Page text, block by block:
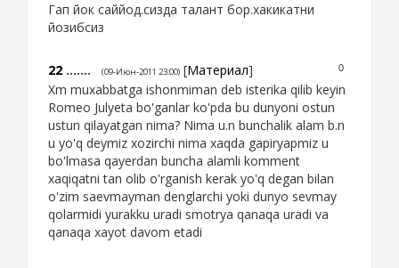
Гап йок саййод.сизда талант бор.хакикатни
йозибсиз
0
22 ....... (09-Июн-2011 23:00) [Материал]
Xm muxabbatga ishonmiman deb isterika qilib keyin
Romeo Julyeta bo'ganlar ko'pda bu dunyoni ostun
ustun qilayatgan nima? Nima u.n bunchalik alam b.n
u yo'q deymiz xozirchi nima xaqda gapiryapmiz u
bo'lmasa qayerdan buncha alamli komment
xaqiqatni tan olib o'rganish kerak yo'q degan bilan
o'zim saevmayman denglarchi yoki dunyo sevmay
qolarmidi yurakku uradi smotrya qanaqa uradi va
qanaqa xayot davom etadi